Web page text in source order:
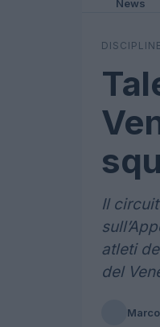
News
DISCIPLINE
Il
atleti
del